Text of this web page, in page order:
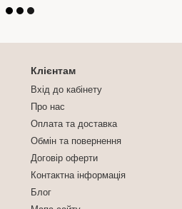
Клієнтам
Вхід до кабінету
Про нас
Оплата та доставка
Обмін та повернення
Договір оферти
Контактна інформація
Блог